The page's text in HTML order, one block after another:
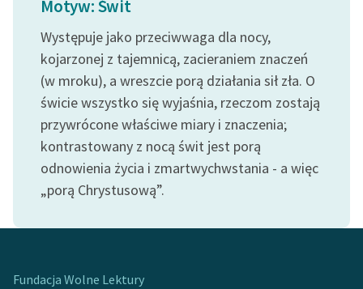
Ręce pełne poezji
Kolekcje edukacyjne
twórców przechodzących
do domeny publicznej,
lektur szkolnych oraz
Starego Testamentu
Odkurzamy bohaterów
Szkoła Poezji Wolnych
Lektur
Kontakt
Motyw: Świt
Występuje jako przeciwwaga dla nocy,
kojarzonej z tajemnicą, zacieraniem znaczeń
(w mroku), a wreszcie porą działania sił zła. O
świcie wszystko się wyjaśnia, rzeczom zostają
przywrócone właściwe miary i znaczenia;
kontrastowany z nocą świt jest porą
odnowienia życia i zmartwychwstania - a więc
„porą Chrystusową”.
Fundacja Wolne Lektury